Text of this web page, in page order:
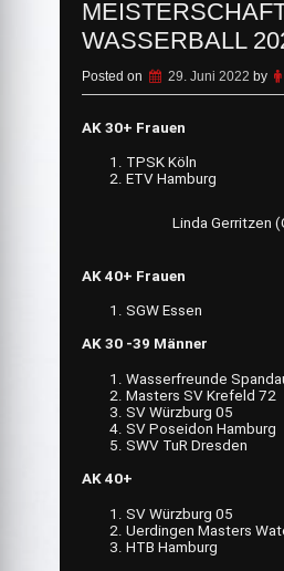
WASSERBALL
Posted on 29. Juni 2022 by
AK 30+ Frauen
TPSK Köln
ETV Hamburg
Linda Gerritzen
AK 40+ Frauen
SGW Essen
AK 30 -39 Männer
Wasserfreunde
Masters SV Krefeld 72
SV Würzburg 05
SV Poseidon Hamburg
SWV TuR Dresden
AK 40+
SV Würzburg 05
Uerdingen Masters
HTB Hamburg